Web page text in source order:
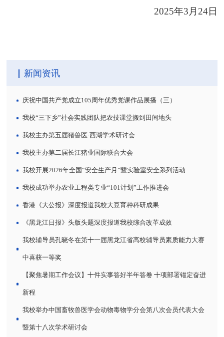
2025年3月24日
新闻资讯
庆祝中国共产党成立105周年优秀党课作品展播（三）
我校“三下乡”社会实践团队把农技课堂搬到田间地头
我校主办第五届猪兽医·西湖学术研讨会
我校主办第二届长江猪业国际联合大会
我校开展2026年全国“安全生产月”暨实验室安全系列活动
我校成功举办农业工程类专业“101计划”工作推进会
香港《大公报》深度报道我校大豆育种科研成果
《黑龙江日报》头版头题深度报道我校综合改革成效
我校辅导员孔晓冬在第十一届黑龙江省高校辅导员素质能力大赛
中喜获一等奖
【聚焦暑期工作会议】十件实事答好半年答卷 十项部署锚定奋进
新程
我校举办中国畜牧兽医学会动物毒物学分会第八次会员代表大会
暨第十八次学术研讨会